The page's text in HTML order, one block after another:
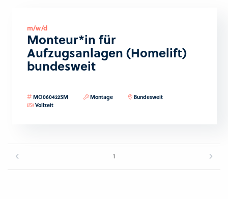
m/w/d
Monteur*in für
Aufzugsanlagen (Homelift)
bundesweit
MO060422SM Montage
Bundesweit
Vollzeit
1